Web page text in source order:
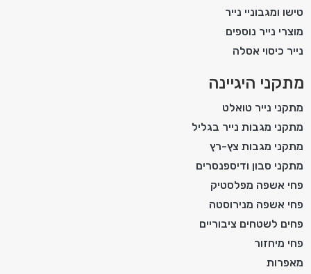
טישו ומגבוניי נייר
מוצרי נייר נוספים
נייר כיסוי אסלה
מתקני היגיינה
מתקני נייר טואלט
מתקני מגבות נייר בגליל
מתקני מגבות צץ-רץ
מתקני סבון ודיספנסרים
פחי אשפה מפלסטיק
פחי אשפה מנירוסטה
פחים לשטחים ציבוריים
פחי מיחזור
מאפרות